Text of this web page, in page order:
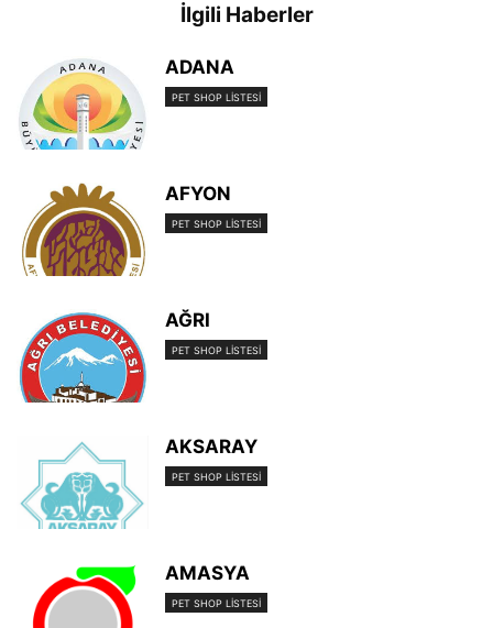
İlgili Haberler
ADANA
PET SHOP LISTESI
AFYON
PET SHOP LISTESI
AĞRI
PET SHOP LISTESI
AKSARAY
PET SHOP LISTESI
AMASYA
PET SHOP LISTESI